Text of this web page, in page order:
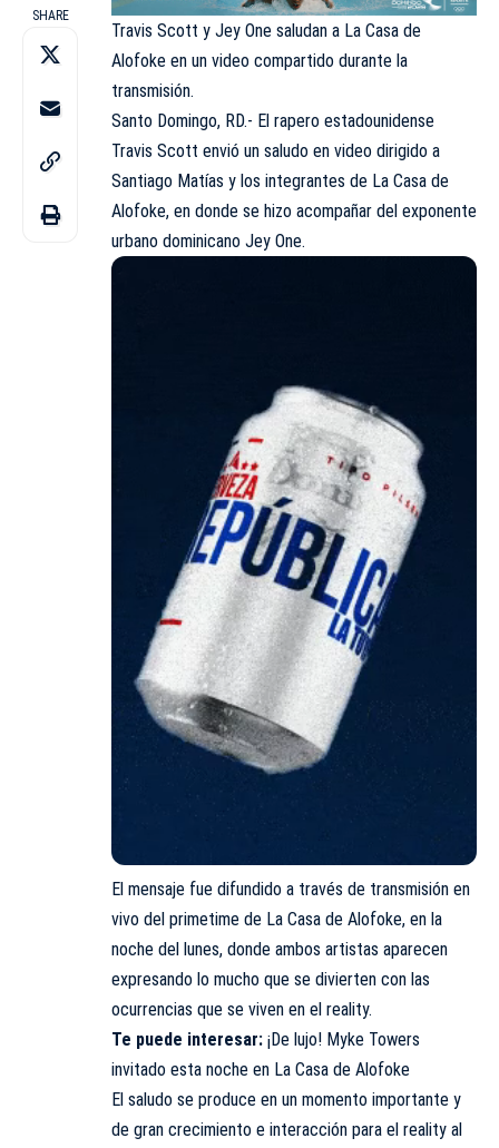
SHARE
Travis Scott y Jey One saludan a La Casa de
Alofoke en un video compartido durante la
transmisión.
Santo Domingo, RD.- El rapero estadounidense
Travis Scott envió un saludo en video dirigido a
Santiago Matías y los integrantes de La Casa de
Alofoke, en donde se hizo acompañar del exponente
urbano dominicano Jey One.
El mensaje fue difundido a través de transmisión en
vivo del primetime de La Casa de Alofoke, en la
noche del lunes, donde ambos artistas aparecen
expresando lo mucho que se divierten con las
ocurrencias que se viven en el reality.
Te puede interesar: ¡De lujo! Myke Towers
invitado esta noche en La Casa de Alofoke
El saludo se produce en un momento importante y
de gran crecimiento e interacción para el reality al